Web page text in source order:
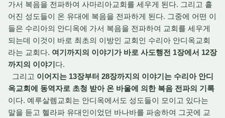
가서 복음을 전파하여 사마리아교회를 세우게 된다. 그리고 흩
어진 성도들이 온 유대에 복음을 전파하게 된다. 그중에 어떤 이
들은 수리아의 안디옥에 가서 복음을 전파하여 교회를 세우게
되는데 이것이 바로 최초의 이방인 교회인 수리아 안디옥교회
라는 교회다. 여기까지의 이야기가 바로 사도행전 1장에서 12장
까지의 이야기다.
그리고 이어지는 13장부터 28장까지의 이야기는 수리아 안디
옥교회에 동역자로 초청 받아 온 바울에 의한 복음 전파의 기록
이다. 예루살렘교회는 안디옥에서도 성도들이 모이고 있다는
말을 듣고 헬라파 유대인이었던 바나바를 파송하여 그곳에 교